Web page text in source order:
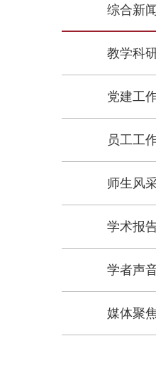
综合新闻
教学科
党建工
员工工
师生风
学术报
学者声
媒体聚